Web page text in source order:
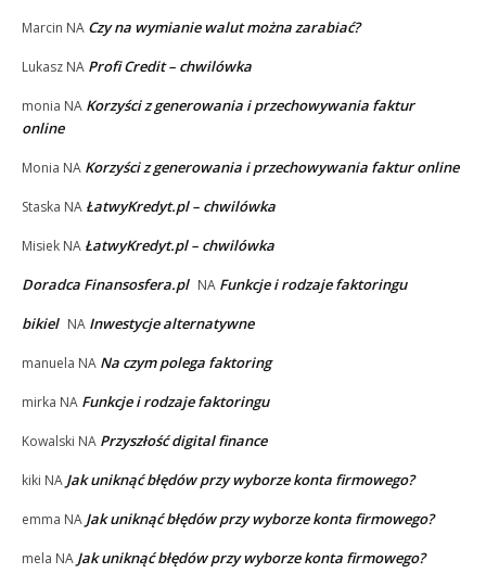
Marcin NA Czy na wymianie walut można zarabiać?
Lukasz NA Profi Credit – chwilówka
monia NA Korzyści z generowania i przechowywania faktur
online
Monia NA Korzyści z generowania i przechowywania faktur online
Staska NA ŁatwyKredyt.pl – chwilówka
Misiek NA ŁatwyKredyt.pl – chwilówka
Doradca Finansosfera.pl NA Funkcje i rodzaje faktoringu
bikiel NA Inwestycje alternatywne
manuela NA Na czym polega faktoring
mirka NA Funkcje i rodzaje faktoringu
Kowalski NA Przyszłość digital finance
kiki NA Jak uniknąć błędów przy wyborze konta firmowego?
emma NA Jak uniknąć błędów przy wyborze konta firmowego?
mela NA Jak uniknąć błędów przy wyborze konta firmowego?